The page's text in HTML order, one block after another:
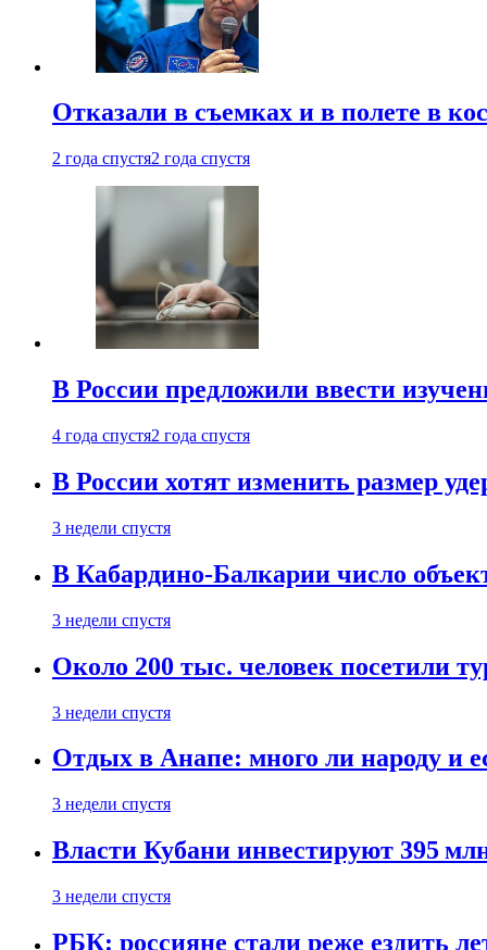
Отказали в съемках и в полете в
2 года спустя2 года спустя
В России предложили ввести
4 года спустя2 года спустя
В России хотят изменить размер
3 недели спустя
В Кабардино-Балкарии число
3 недели спустя
Около 200 тыс. человек посетили
3 недели спустя
Отдых в Анапе: много ли народу и
3 недели спустя
Власти Кубани инвестируют 395
3 недели спустя
РБК: россияне стали реже ездить